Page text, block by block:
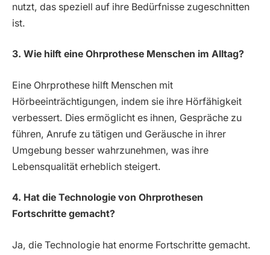
nutzt, das speziell auf ihre Bedürfnisse zugeschnitten
ist.
3. Wie hilft eine Ohrprothese Menschen im Alltag?
Eine Ohrprothese hilft Menschen mit
Hörbeeinträchtigungen, indem sie ihre Hörfähigkeit
verbessert. Dies ermöglicht es ihnen, Gespräche zu
führen, Anrufe zu tätigen und Geräusche in ihrer
Umgebung besser wahrzunehmen, was ihre
Lebensqualität erheblich steigert.
4. Hat die Technologie von Ohrprothesen
Fortschritte gemacht?
Ja, die Technologie hat enorme Fortschritte gemacht.